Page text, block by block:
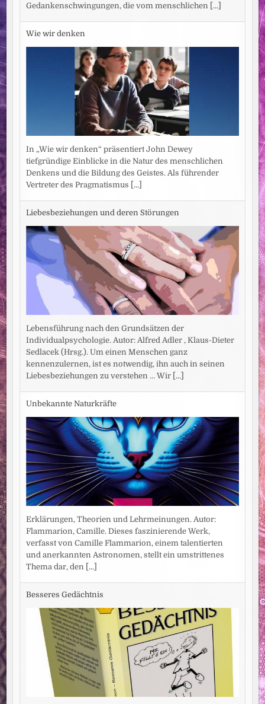
Gedankenschwingungen, die vom menschlichen
[...]
Wie wir denken
In „Wie wir denken“ präsentiert John Dewey
tiefgründige Einblicke in die Natur des menschlichen
Denkens und die Bildung des Geistes. Als führender
Vertreter des Pragmatismus
[...]
Liebesbeziehungen und deren Störungen
Lebensführung nach den Grundsätzen der
Individualpsychologie. Autor: Alfred Adler , Klaus-Dieter
Sedlacek (Hrsg.). Um einen Menschen ganz
kennenzulernen, ist es notwendig, ihn auch in seinen
Liebesbeziehungen zu verstehen ... Wir [...]
Unbekannte Naturkräfte
Erklärungen, Theorien und Lehrmeinungen. Autor:
Flammarion, Camille. Dieses faszinierende Werk,
verfasst von Camille Flammarion, einem talentierten
und anerkannten Astronomen, stellt ein umstrittenes
Thema dar, den
[...]
Besseres Gedächtnis